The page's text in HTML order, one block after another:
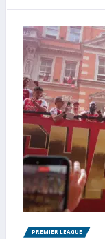
PREMIER LEAGUE